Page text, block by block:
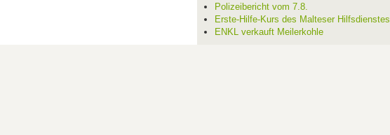
Polizeibericht vom 7.8.
Erste-Hilfe-Kurs des Malteser Hilfsdienstes
ENKL verkauft Meilerkohle